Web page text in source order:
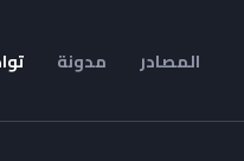
المصادر مدونة